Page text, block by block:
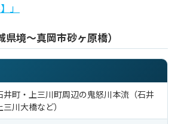
」
境〜真岡市砂ヶ原橋）
井町・上三川町周辺の鬼怒川本流（石井
川大橋など）